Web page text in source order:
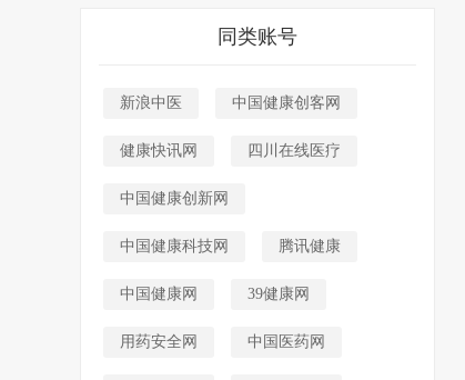
同类账号
新浪中医 中国健康创客网
健康快讯网 四川在线医疗
中国健康创新网
中国健康科技网 腾讯健康
中国健康网 39健康网
用药安全网 中国医药网